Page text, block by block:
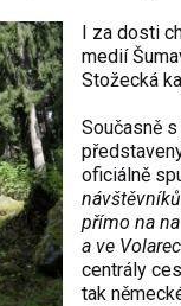
I za dosti
medií
Stožecká
Současně
oficiálně
přímo na
a ve
centrály
tak